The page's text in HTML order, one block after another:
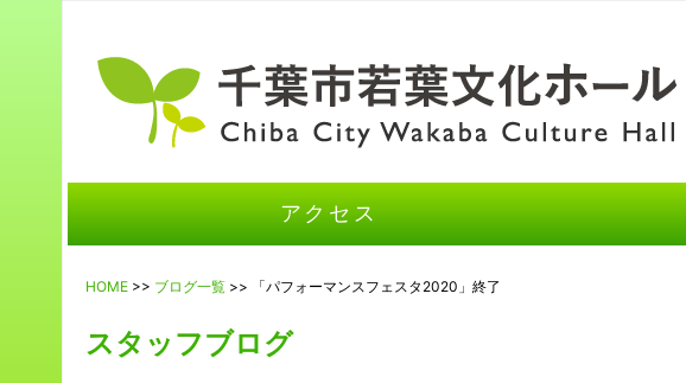
アクセス
HOME >> ブログ一覧 >> 「パフォーマンスフェスタ2020」終了
スタッフブログ